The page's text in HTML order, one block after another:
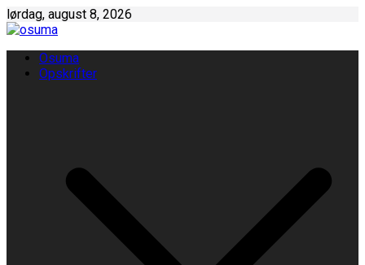
Skip
to
lørdag, august 8, 2026
Osuma
Opskrifter